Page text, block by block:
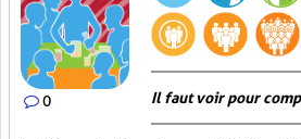
0 Il faut voir pour